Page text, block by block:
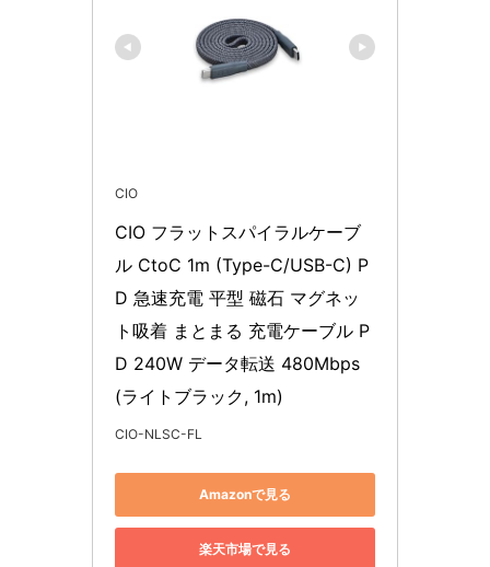
CIO
CIO フラットスパイラルケーブ
ル CtoC 1m (Type-C/USB-C) P
D 急速充電 平型 磁石 マグネッ
ト吸着 まとまる 充電ケーブル P
D 240W データ転送 480Mbps
(ライトブラック, 1m)
CIO-NLSC-FL
Amazonで見る
楽天市場で見る